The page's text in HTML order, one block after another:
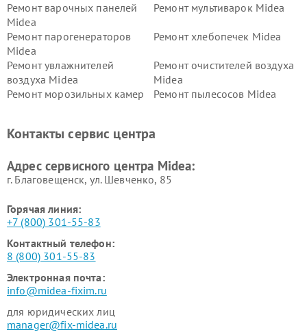
Ремонт варочных панелей
Midea
Ремонт мультиварок Midea
Ремонт парогенераторов
Midea
Ремонт хлебопечек Midea
Ремонт увлажнителей
воздуха Midea
Ремонт очистителей воздуха
Midea
Ремонт морозильных камер
Ремонт пылесосов Midea
пылесосов Midea
Midea
Контакты сервис центра
Адрес сервисного центра Midea:
г. Благовещенск, ул. Шевченко, 85
Горячая линия:
+7 (800) 301-55-83
Контактный телефон:
8 (800) 301-55-83
Электронная почта:
info@midea-fixim.ru
для юридических лиц
manager@fix-midea.ru